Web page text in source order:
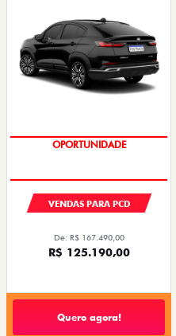
OPORTUNIDADE
VENDAS PARA PCD
De: R$ 167.490,00
R$ 125.190,00
Quero agora!